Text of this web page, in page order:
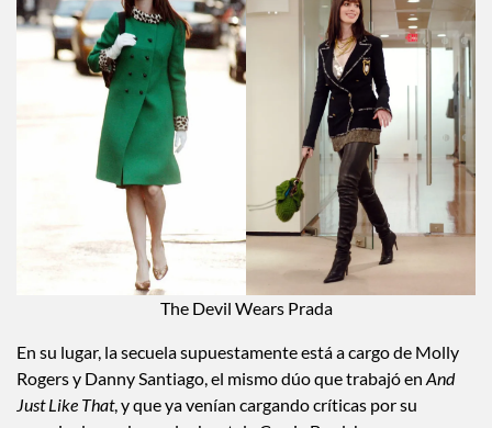
The Devil Wears Prada
En su lugar, la secuela supuestamente está a cargo de Molly
Rogers y Danny Santiago, el mismo dúo que trabajó en And
Just Like That, y que ya venían cargando críticas por su